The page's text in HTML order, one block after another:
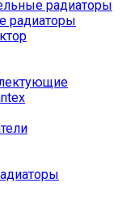
радиаторы
радиаторы